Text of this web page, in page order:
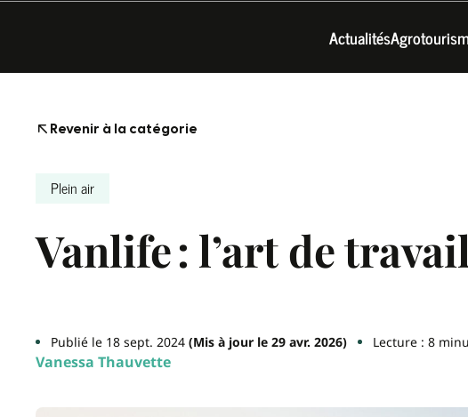
Actualités
Revenir à la catégorie
Plein air
Vanlife : l’art de
Publié le 18 sept. 2024(Mis à jour le 29 avr. 2026) Lecture : 8
Vanessa Thauvette